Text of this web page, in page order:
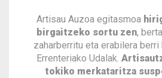
Artisau Auzoa egitasmoa
birgaitzeko sortu zen,
zaharberritu eta erabilera berri
Errenteriako Udalak.
tokiko merkataritza